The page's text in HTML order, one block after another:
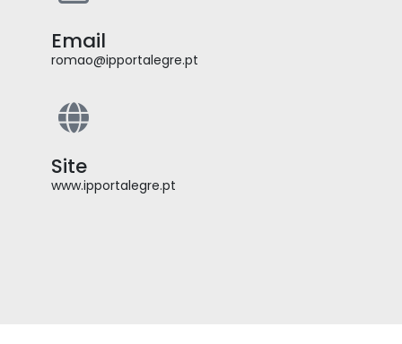
Email
romao@ipportalegre.pt
Site
www.ipportalegre.pt